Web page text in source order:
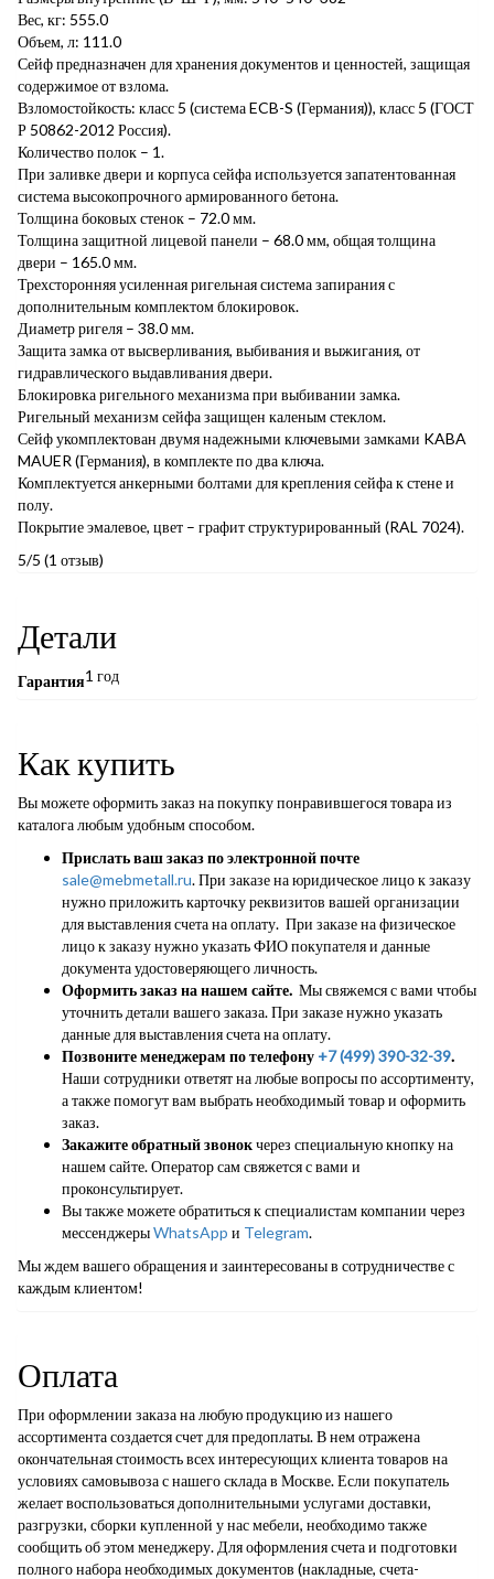
Вес, кг: 555.0
Объем, л: 111.0
Сейф предназначен для хранения документов и ценностей, защищая
содержимое от взлома.
Взломостойкость: класс 5 (система ECB-S (Германия)), класс 5 (ГОСТ
Р 50862-2012 Россия).
Количество полок – 1.
При заливке двери и корпуса сейфа используется запатентованная
система высокопрочного армированного бетона.
Толщина боковых стенок – 72.0 мм.
Толщина защитной лицевой панели – 68.0 мм, общая толщина
двери – 165.0 мм.
Трехсторонняя усиленная ригельная система запирания с
дополнительным комплектом блокировок.
Диаметр ригеля – 38.0 мм.
Защита замка от высверливания, выбивания и выжигания, от
гидравлического выдавливания двери.
Блокировка ригельного механизма при выбивании замка.
Ригельный механизм сейфа защищен каленым стеклом.
Сейф укомплектован двумя надежными ключевыми замками KABA
MAUER (Германия), в комплекте по два ключа.
Комплектуется анкерными болтами для крепления сейфа к стене и
полу.
Покрытие эмалевое, цвет – графит структурированный (RAL 7024).
5/5 (1 отзыв)
Детали
Гарантия1 год
Как купить
Вы можете оформить заказ на покупку понравившегося товара из
каталога любым удобным способом.
Прислать ваш заказ по электронной почте
sale@mebmetall.ru. При заказе на юридическое лицо к заказу
нужно приложить карточку реквизитов вашей организации
для выставления счета на оплату. При заказе на физическое
лицо к заказу нужно указать ФИО покупателя и данные
документа удостоверяющего личность.
Оформить заказ на нашем сайте. Мы свяжемся с вами чтобы
уточнить детали вашего заказа. При заказе нужно указать
данные для выставления счета на оплату.
Позвоните менеджерам по телефону +7 (499) 390-32-39.
Наши сотрудники ответят на любые вопросы по ассортименту,
а также помогут вам выбрать необходимый товар и оформить
заказ.
Закажите обратный звонокчерез специальную кнопку на
нашем сайте. Оператор сам свяжется с вами и
проконсультирует.
Вы также можете обратиться к специалистам компании через
мессенджерыWhatsApp и Telegram.
Мы ждем вашего обращения и заинтересованы в сотрудничестве с
каждым клиентом!
Оплата
При оформлении заказа на любую продукцию из нашего
ассортимента создается счет для предоплаты. В нем отражена
окончательная стоимость всех интересующих клиента товаров на
условиях самовывоза с нашего склада в Москве. Если покупатель
желает воспользоваться дополнительными услугами доставки,
разгрузки, сборки купленной у нас мебели, необходимо также
сообщить об этом менеджеру. Для оформления счета и подготовки
полного набора необходимых документов (накладные, счета-